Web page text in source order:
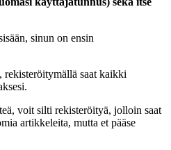
sinun on ensin
rekisteröitymällä saat kaikki
voit silti rekisteröityä, jolloin saat
artikkeleita, mutta et pääse